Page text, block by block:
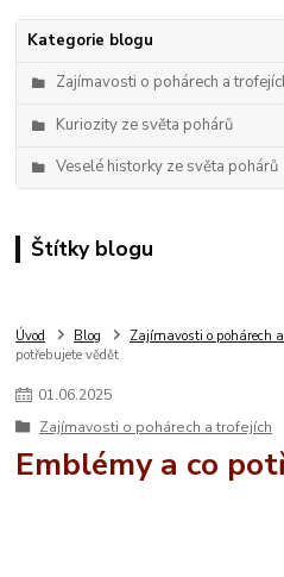
Kategorie blogu
Zajímavosti o pohárech a
Kuriozity ze světa pohárů
Veselé historky ze světa pohárů
Štítky blogu
Úvod Blog Zajímavosti o pohárech
potřebujete vědět
01.06.2025
Zajímavosti o pohárech a trofejích
Emblémy a co